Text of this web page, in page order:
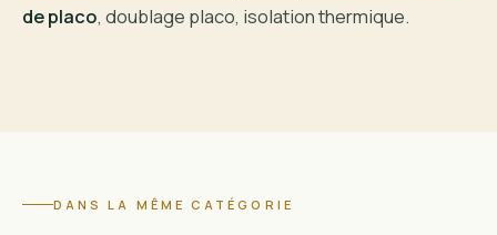
de placo, doublage placo, isolation thermique.
DANS LA MÊME CATÉGORIE